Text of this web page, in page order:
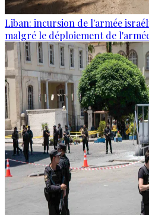
Liban: incursion de l'armée
malgré le déploiement de